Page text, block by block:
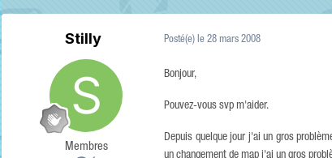
Stilly
Membres
Posté(e) le 28 mars 2008
Bonjour,
Pouvez-vous svp m'aider.
Depuis quelque jour j'ai un gros
un changement de map j'ai un gros